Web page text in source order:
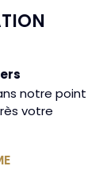
notre point
votre